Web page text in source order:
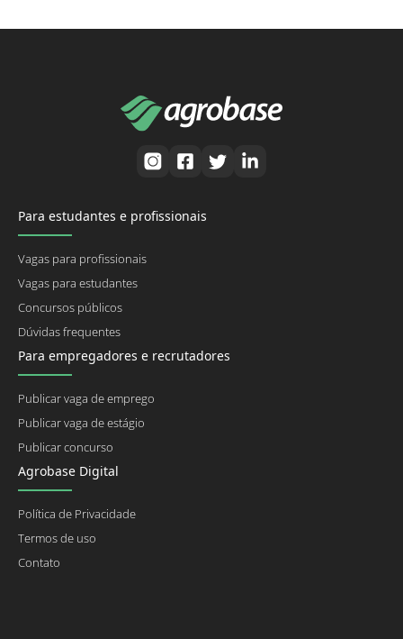
Para estudantes e profissionais
Vagas para profissionais
Vagas para estudantes
Concursos públicos
Dúvidas frequentes
Para empregadores e recrutadores
Publicar vaga de emprego
Publicar vaga de estágio
Publicar concurso
Agrobase Digital
Política de Privacidade
Termos de uso
Contato